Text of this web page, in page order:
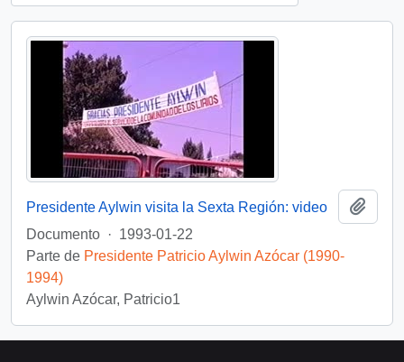
Presidente Aylwin visita la Sexta Región: video
Documento · 1993-01-22
Parte de Presidente Patricio Aylwin Azócar (1990-
1994)
Aylwin Azócar, Patricio1